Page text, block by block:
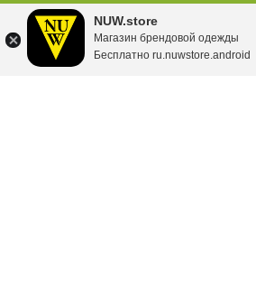
NUW.store
Магазин брендовой одежды
Бесплатно ru.nuwstore.android